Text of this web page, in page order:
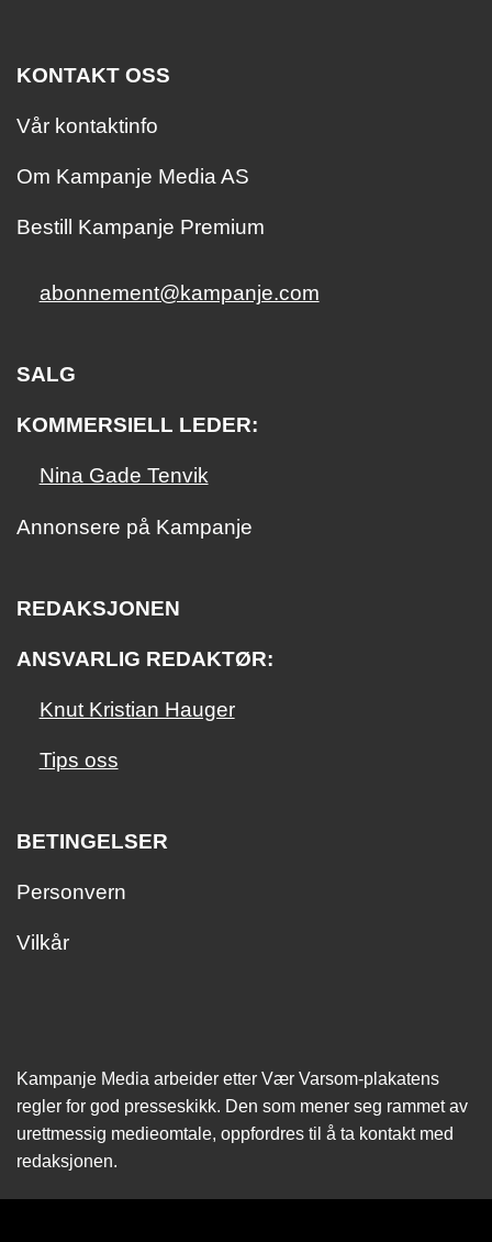
KONTAKT OSS
Vår kontaktinfo
Om Kampanje Media AS
Bestill Kampanje Premium
abonnement@kampanje.com
SALG
KOMMERSIELL LEDER:
Nina Gade Tenvik
Annonsere på Kampanje
REDAKSJONEN
ANSVARLIG REDAKTØR:
Knut Kristian Hauger
Tips oss
BETINGELSER
Personvern
Vilkår
Kampanje Media arbeider etter Vær Varsom-plakatens
regler for god presseskikk. Den som mener seg rammet av
urettmessig medie­omtale, oppfordres til å ta kontakt med
redaksjonen.